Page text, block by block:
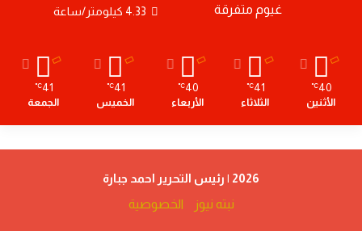
غيوم متفرقة
4.33 كيلومتر/ساعة
40
℃
الأثنين
41
℃
الثلاثاء
40
℃
الأربعاء
41
℃
الخميس
41
℃
الجمعة
2026 | رئيس التحرير احمد جبارة
نبته نيوز
الخصوصية